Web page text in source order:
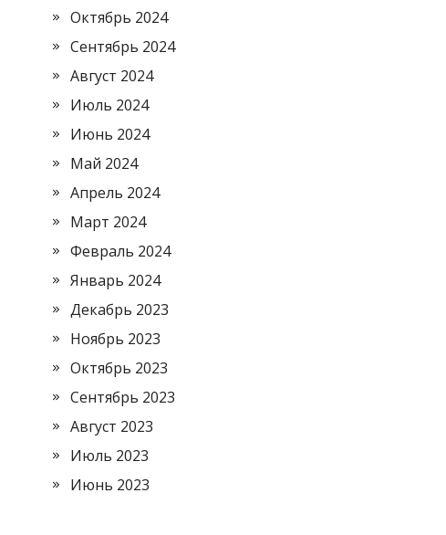
Октябрь 2024
Сентябрь 2024
Август 2024
Июль 2024
Июнь 2024
Май 2024
Апрель 2024
Март 2024
Февраль 2024
Январь 2024
Декабрь 2023
Ноябрь 2023
Октябрь 2023
Сентябрь 2023
Август 2023
Июль 2023
Июнь 2023